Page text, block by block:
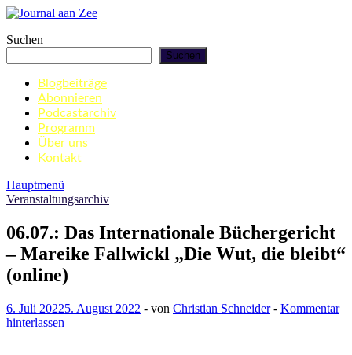
Zum
springen
Journal aan Zee
Suchen
Suchen
Blogbeiträge
Abonnieren
Podcastarchiv
Programm
Über uns
Kontakt
Hauptmenü
Veranstaltungsarchiv
06.07.: Das Internationale Büchergericht
– Mareike Fallwickl „Die Wut, die bleibt“
(online)
6. Juli 20225. August 2022 - von Christian Schneider- Kommentar
hinterlassen